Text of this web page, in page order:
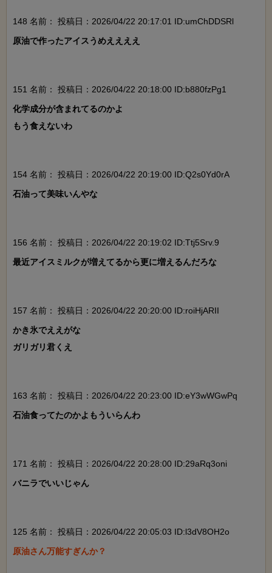
148 名前：
投稿日：2026/04/22 20:17:01 ID:umChDDSRl
原油で作ったアイスうめええええ
151 名前：
投稿日：2026/04/22 20:18:00 ID:b880fzPg1
化学成分が含まれてるのかよ
もう食えないわ
154 名前：
投稿日：2026/04/22 20:19:00 ID:Q2s0Yd0rA
石油って美味いんやな
156 名前：
投稿日：2026/04/22 20:19:02 ID:Ttj5Srv.9
最近アイスミルクが増えてるから更に増えるんだろな
157 名前：
投稿日：2026/04/22 20:20:00 ID:roiHjARII
かき氷でええがな
ガリガリ君くえ
163 名前：
投稿日：2026/04/22 20:23:00 ID:eY3wWGwPq
石油食ってたのかよもういらんわ
171 名前：
投稿日：2026/04/22 20:28:00 ID:29aRq3oni
バニラでいいじゃん
125 名前：
投稿日：2026/04/22 20:05:03 ID:l3dV8OH2o
原油さん万能すぎんか？